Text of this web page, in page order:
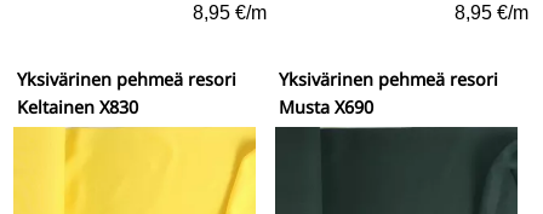
8,95 €/m 8,95 €/m
Yksivärinen pehmeä resori
Keltainen X830
Yksivärinen pehmeä resori
Musta X690